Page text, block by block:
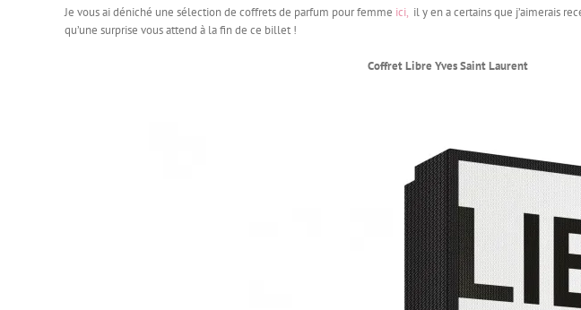
Je vous ai déniché une sélection de coffrets de parfum pour femme ici, il y en a certains que j’aimerais
qu’une surprise vous attend à la fin de ce billet !
Coffret Libre Yves Saint Laurent